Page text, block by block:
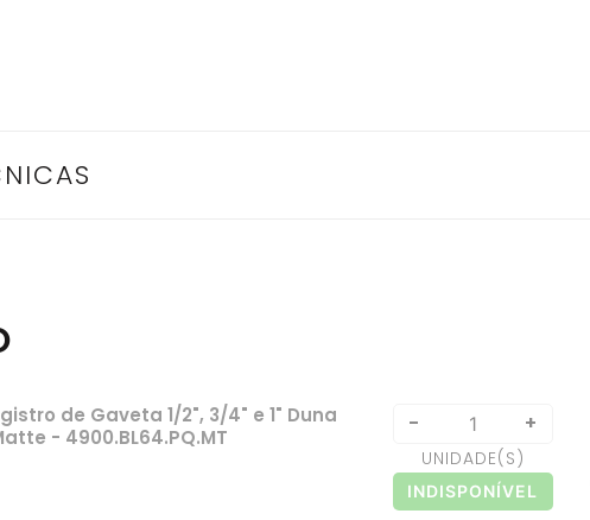
de Gaveta 1/2", 3/4" e 1" Duna
- 4900.BL64.PQ.MT
- +
UNIDADE(S)
INDISPONÍVEL